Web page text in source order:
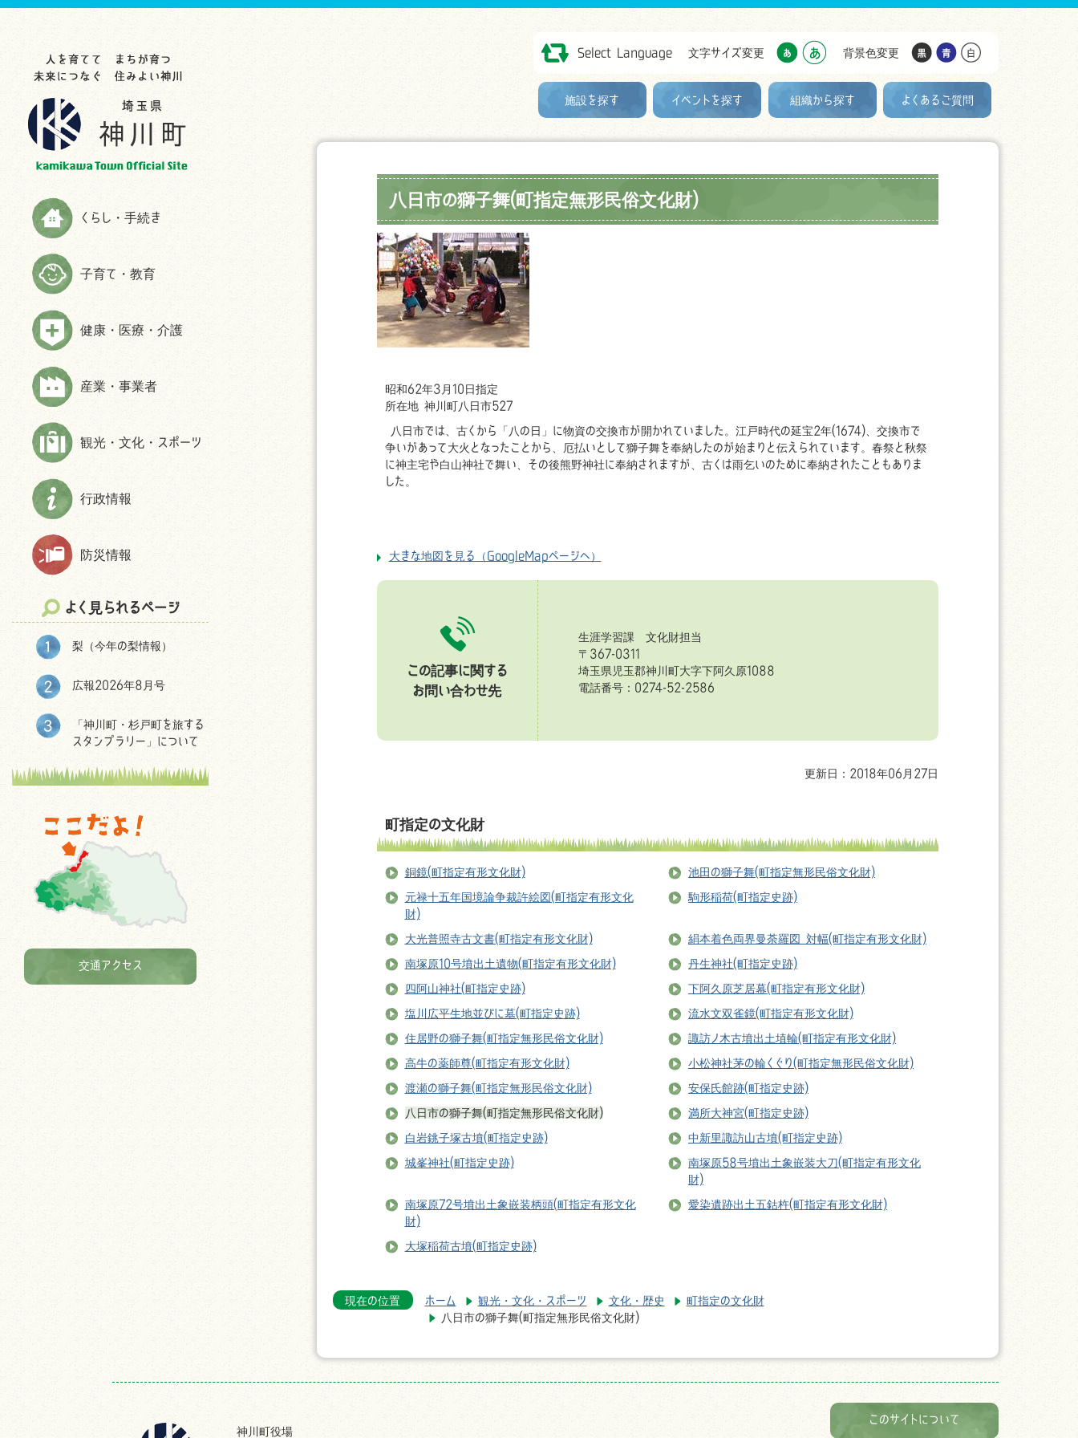
くらし・手続き
し・手続き
請書ダウンロード
成制度一覧
民年金
民健康保険
み・環境
ット・動物
まい・建築
下水道
活保護
住をお考えの皆様へ
婚・妊娠・共育ての相談機会
供・支援プログラム補助金
子育て・教育
て・教育
育委員会
涯学習
娠・出産
設情報
健康・医療・介護
・医療・介護
（健）診・人間ドック等助成・
防接種
康づくり・相談
齢者福祉
がい者福祉
くある質問(福祉・高齢者・介護
ついて)
んじょうネット～医療・介護・障
・地域資源情報管理システム～
産業・事業者
・事業者
札・契約
林商工業
用・労働
観光・文化・スポーツ
・文化・スポーツ
光スポット
ポーツ
行政情報
の紹介
策・計画
みかわまちづくり通信
ちづくり提案箱
ちづくり懇話会
スコットキャラクター
るさと納税
報公開
政状況等
通アクセス
援申請
防災情報
ザードマップ
報伝達手段
防災速報アプリ
災放送が聞きづらい世帯へは戸
受信機を配布しています
よく見られるページ
梨（今年の梨情報）
広報2026年8月号
「神川町・杉戸町を旅する
スタンプラリー」について
交通アクセス
Select Language 文字サイズ変更 背景色変更
施設を探す イベントを探す 組織から探す よくあるご質問
八日市の獅子舞(町指定無形民俗文化財)
昭和62年3月10日指定
所在地 神川町八日市527
八日市では、古くから「八の日」に物資の交換市が開かれていました。江戸時代の延宝2年(1674)、交換市で
争いがあって大火となったことから、厄払いとして獅子舞を奉納したのが始まりと伝えられています。春祭と秋祭
に神主宅や白山神社で舞い、その後熊野神社に奉納されますが、古くは雨乞いのために奉納されたこともありま
した。
大きな地図を見る（GoogleMapページへ）
この記事に関する
お問い合わせ先
生涯学習課 文化財担当
〒367-0311
埼玉県児玉郡神川町大字下阿久原1088
電話番号：0274-52-2586
更新日：2018年06月27日
町指定の文化財
銅鏡(町指定有形文化財) 池田の獅子舞(町指定無形民俗文化財)
元禄十五年国境論争裁許絵図(町指定有形文化
財)
駒形稲荷(町指定史跡)
大光普照寺古文書(町指定有形文化財) 絹本着色両界曼荼羅図 対幅(町指定有形文化財)
南塚原10号墳出土遺物(町指定有形文化財) 丹生神社(町指定史跡)
四阿山神社(町指定史跡) 下阿久原芝居幕(町指定有形文化財)
塩川広平生地並びに墓(町指定史跡) 流水文双雀鏡(町指定有形文化財)
住居野の獅子舞(町指定無形民俗文化財) 諏訪ノ木古墳出土埴輪(町指定有形文化財)
高牛の薬師尊(町指定有形文化財) 小松神社茅の輪くぐり(町指定無形民俗文化財)
渡瀬の獅子舞(町指定無形民俗文化財) 安保氏館跡(町指定史跡)
八日市の獅子舞(町指定無形民俗文化財) 満所大神宮(町指定史跡)
白岩銚子塚古墳(町指定史跡) 中新里諏訪山古墳(町指定史跡)
城峯神社(町指定史跡)
南塚原58号墳出土象嵌装大刀(町指定有形文化
財)
南塚原72号墳出土象嵌装柄頭(町指定有形文化
財)
愛染遺跡出土五鈷杵(町指定有形文化財)
大塚稲荷古墳(町指定史跡)
現在の位置 ホーム 観光・文化・スポーツ 文化・歴史
町指定の文化財
八日市の獅子舞(町指定無形民俗文化財)
神川町役場
このサイトについて